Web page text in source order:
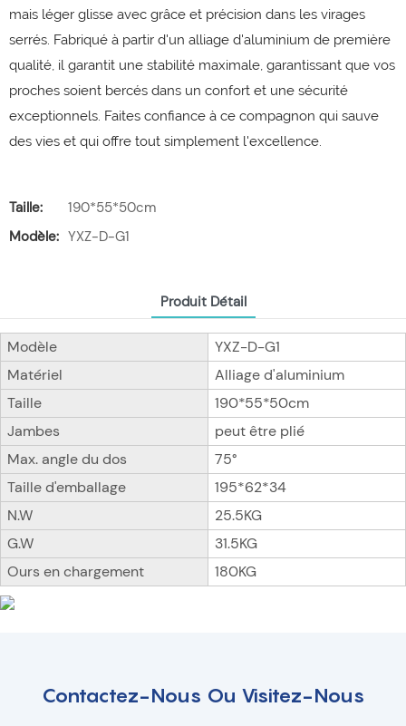
mais léger glisse avec grâce et précision dans les virages
serrés. Fabriqué à partir d'un alliage d'aluminium de première
qualité, il garantit une stabilité maximale, garantissant que vos
proches soient bercés dans un confort et une sécurité
exceptionnels. Faites confiance à ce compagnon qui sauve
des vies et qui offre tout simplement l'excellence.
Taille:
190*55*50cm
Modèle: YXZ-D-G1
Produit Détail
Modèle
YXZ-D-G1
Matériel
Alliage d'aluminium
Taille
190*55*50cm
Jambes
peut être plié
Max. angle du dos
75°
Taille d'emballage
195*62*34
N.W
25.5KG
G.W
31.5KG
Ours en chargement
180KG
Contactez-Nous Ou Visitez-Nous